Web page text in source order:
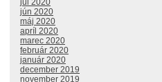
júl 2020
jún 2020
máj 2020
apríl 2020
marec 2020
február 2020
január 2020
december 2019
november 2019